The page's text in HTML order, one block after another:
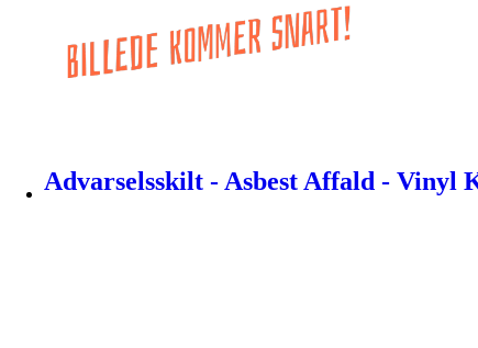
Advarselsskilt - Asbest Affald - Vinyl